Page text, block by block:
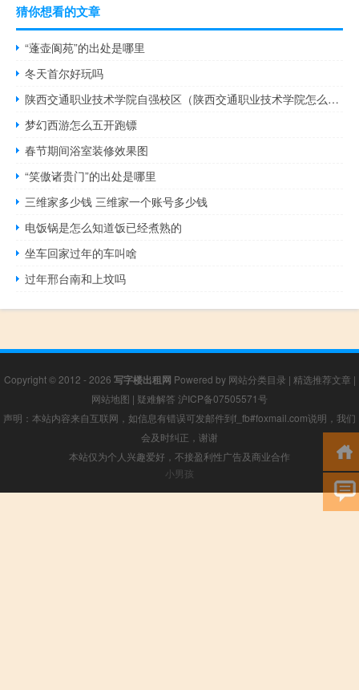
猜你想看的文章
“蓬壶阆苑”的出处是哪里
冬天首尔好玩吗
陕西交通职业技术学院自强校区（陕西交通职业技术学院怎么样）
梦幻西游怎么五开跑镖
春节期间浴室装修效果图
“笑傲诸贵门”的出处是哪里
三维家多少钱 三维家一个账号多少钱
电饭锅是怎么知道饭已经煮熟的
坐车回家过年的车叫啥
过年邢台南和上坟吗
Copyright © 2012 - 2026 写字楼出租网 Powered by 网站分类目录 | 精选推荐文章 |
网站地图 | 疑难解答 沪ICP备07505571号
声明：本站内容来自互联网，如信息有错误可发邮件到f_fb#foxmail.com说明，我们
会及时纠正，谢谢
本站仅为个人兴趣爱好，不接盈利性广告及商业合作
小男孩